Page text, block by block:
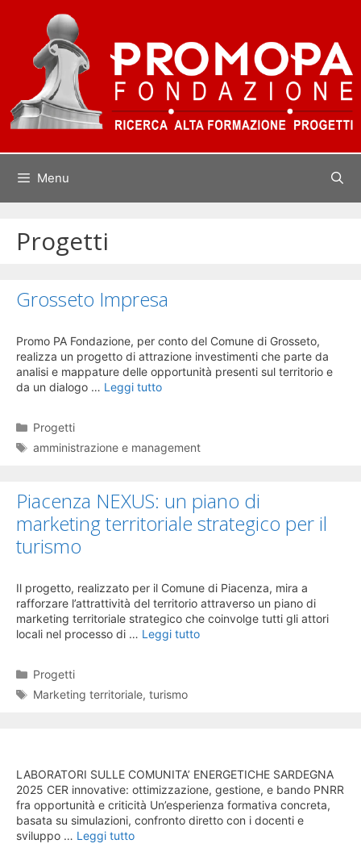
contenuto
Menu
Progetti
Grosseto Impresa
Promo PA Fondazione, per conto del Comune di Grosseto,
realizza un progetto di attrazione investimenti che parte da
analisi e mappature delle opportunità presenti sul territorio e
da un dialogo … Leggi tutto
Categorie
Progetti
Tag
amministrazione e management
Piacenza NEXUS: un piano di
marketing territoriale strategico per il
turismo
Il progetto, realizzato per il Comune di Piacenza, mira a
rafforzare l’attrattività del territorio attraverso un piano di
marketing territoriale strategico che coinvolge tutti gli attori
locali nel processo di … Leggi tutto
Categorie
Progetti
Tag
Marketing territoriale,turismo
LABORATORI SULLE COMUNITA’ ENERGETICHE SARDEGNA
2025 CER innovative: ottimizzazione, gestione, e bando PNRR
fra opportunità e criticità Un’esperienza formativa concreta,
basata su simulazioni, confronto diretto con i docenti e
sviluppo … Leggi tutto